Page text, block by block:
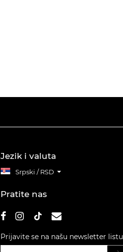
Jezik i valuta
Srpski / RSD
Pratite nas
Prijavite se na našu newsletter listu